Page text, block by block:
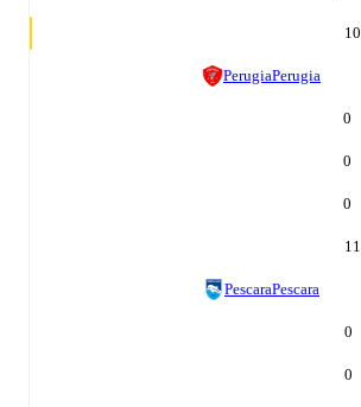
10
PerugiaPerugia
0
0
0
11
PescaraPescara
0
0